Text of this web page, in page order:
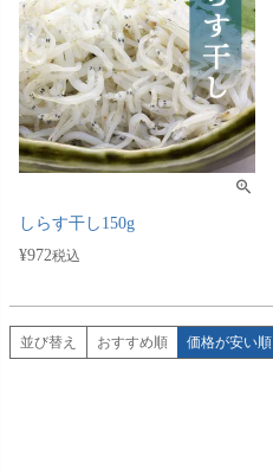
しらす干し150g
¥972税込
並び替え おすすめ順 価格が安い順